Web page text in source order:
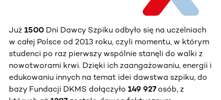
Już 1500 Dni Dawcy Szpiku odbyło się na uczelniach
w całej Polsce od 2013 roku, czyli momentu, w którym
studenci po raz pierwszy wspólnie stanęli do walki z
nowotworami krwi. Dzięki ich zaangażowaniu, energii i
edukowaniu innych na temat idei dawstwa szpiku, do
bazy Fundacji DKMS dołączyło 149 927 osób, z